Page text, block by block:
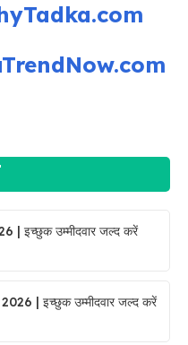
उम्मीदवार जल्द करें
| इच्छुक उम्मीदवार जल्द करें